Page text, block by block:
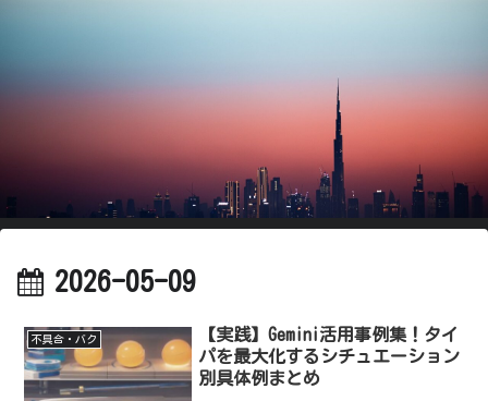
2026-05-09
不具合・バク
【実践】Gemini活用事例集！タイ
パを最大化するシチュエーション
別具体例まとめ